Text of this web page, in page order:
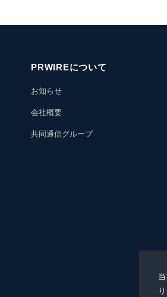
PRWIREについて
お知らせ
会社概要
共同通信グループ